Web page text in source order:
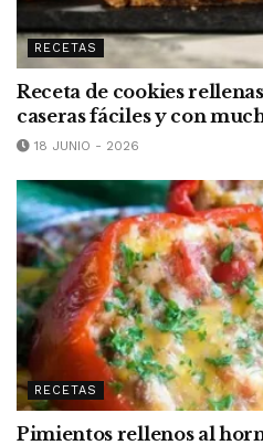
RECETAS
Receta de cookies
caseras fáciles y con
18 JUNIO - 2026
RECETAS
Pimientos rellenos al